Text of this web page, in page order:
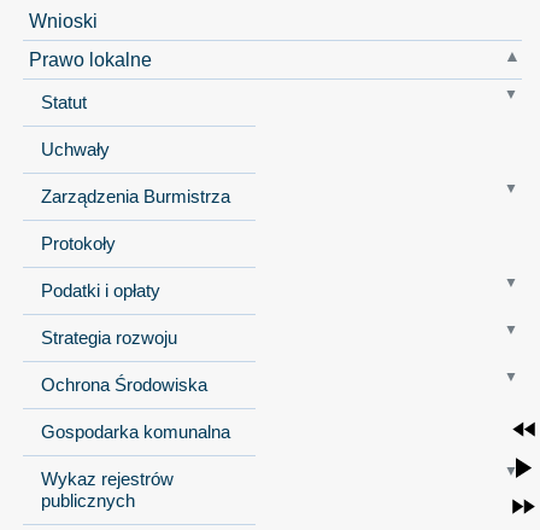
Wnioski
Prawo lokalne
Statut
Uchwały
Zarządzenia Burmistrza
Protokoły
Podatki i opłaty
Strategia rozwoju
Ochrona Środowiska
Gospodarka komunalna
Wykaz rejestrów
publicznych